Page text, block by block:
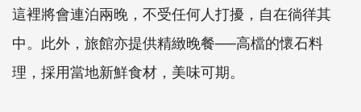
這裡將會連泊兩晚，不受任何人打擾，自在徜徉其
中。此外，旅館亦提供精緻晚餐──高檔的懷石料
理，採用當地新鮮食材，美味可期。